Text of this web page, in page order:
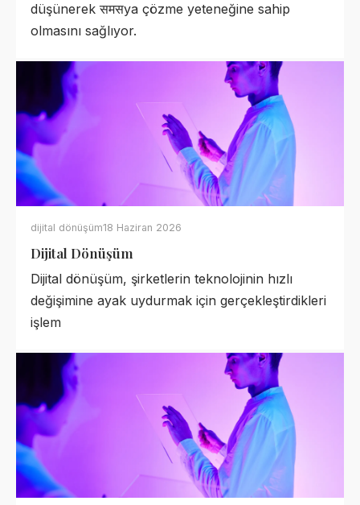
düşünerek समसya çözme yeteneğine sahip
olmasını sağlıyor.
dijital dönüşüm18 Haziran 2026
Dijital Dönüşüm
Dijital dönüşüm, şirketlerin teknolojinin hızlı
değişimine ayak uydurmak için gerçekleştirdikleri
işlem